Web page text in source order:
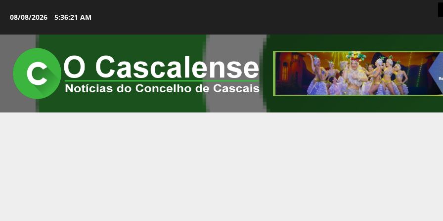
para08/08/2026 5:36:22 AM